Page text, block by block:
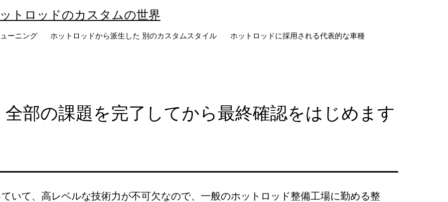
トロッドのカスタムの世界
ーニング ホットロッドから派生した 別のカスタムスタイル ホットロッドに採用される代表的な車種
部の課題を完了してから最終確認をはじめます
いて、高レベルな技術力が不可欠なので、一般のホットロッド整備工場に勤める整